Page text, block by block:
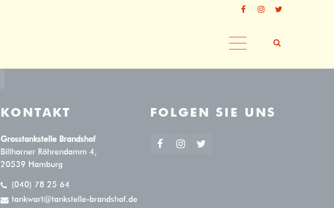
KONTAKT
Grosstankstelle Brandshof
Billhorner Röhrendamm 4,
20539 Hamburg
(040) 78 25 64
tankwart@tankstelle-brandshof.de
FOLGEN SIE UNS